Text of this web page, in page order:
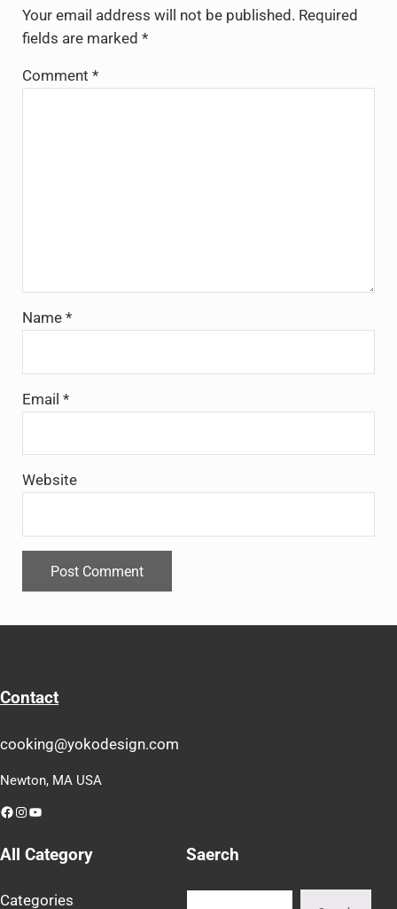
Your email address will not be published. Required
fields are marked *
Comment *
Name *
Email *
Website
Contact
cooking@yokodesign.com
Newton, MA USA
Facebook
Instagram
YouTube
All Category
Categories
Saerch